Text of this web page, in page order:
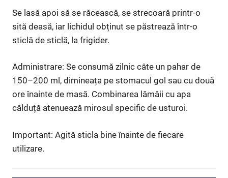
Se lasă apoi să se răcească, se strecoară printr-o
sită deasă, iar lichidul obținut se păstrează într-o
sticlă de sticlă, la frigider.
Administrare: Se consumă zilnic câte un pahar de
150–200 ml, dimineața pe stomacul gol sau cu două
ore înainte de masă. Combinarea lămâii cu apa
călduță atenuează mirosul specific de usturoi.
Important: Agită sticla bine înainte de fiecare
utilizare.